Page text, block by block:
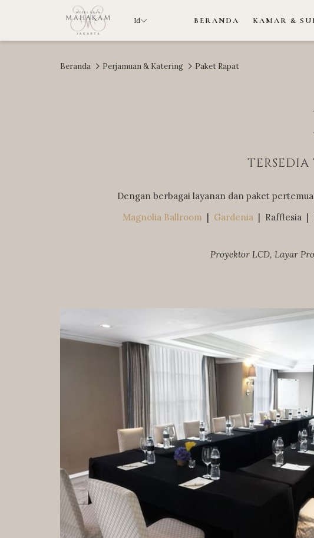
Id BERANDA KAMAR &
Beranda Perjamuan & Katering Paket Rapat
Dengan berbagai layanan dan paket
Magnolia Ballroom | Gardenia | Rafflesia |
Proyektor LCD, Layar